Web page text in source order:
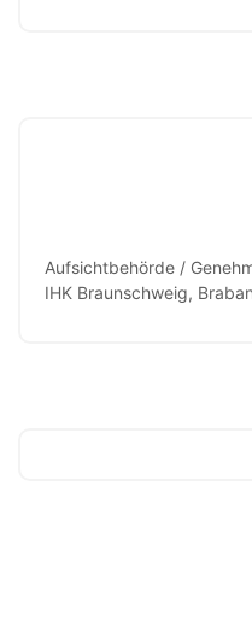
Aufsichtbehörde /
IHK Braunschweig,